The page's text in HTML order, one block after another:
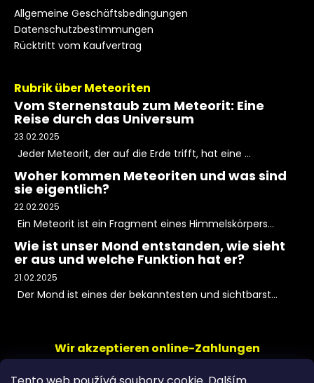
Allgemeine Geschäftsbedingungen
Datenschutzbestimmungen
Rücktritt vom Kaufvertrag
Rubrik über Meteoriten
Vom Sternenstaub zum Meteorit: Eine
Reise durch das Universum
23.02.2025
Jeder Meteorit, der auf die Erde trifft, hat eine ...
Woher kommen Meteoriten und was sind
sie eigentlich?
22.02.2025
Ein Meteorit ist ein Fragment eines Himmelskörpers...
Wie ist unser Mond entstanden, wie sieht
er aus und welche Funktion hat er?
21.02.2025
Der Mond ist eines der bekanntesten und sichtbarst...
Wir akzeptieren online-Zahlungen